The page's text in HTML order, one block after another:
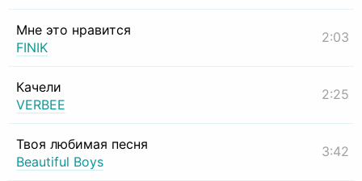
Мне это нравится
FINIK
2:03
Качели
VERBEE
2:25
Твоя любимая песня
Beautiful Boys
3:42